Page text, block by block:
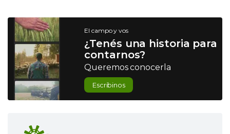
El campo y vos
¿Tenés una historia para
contarnos?
Queremos conocerla
Escribinos